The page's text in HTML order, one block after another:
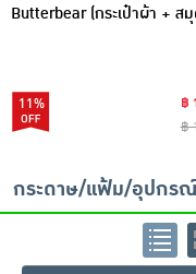
Butterbear (กระเป๋าผ้า + ส
11%
฿
฿
กระดาษ/แฟ้ม/อุปกรณ์